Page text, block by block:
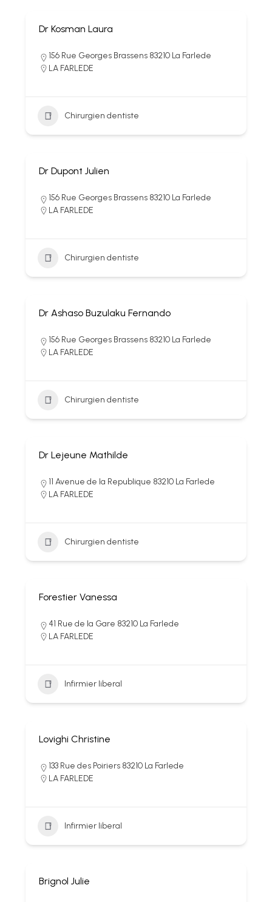
Dr Kosman Laura
156 Rue Georges Brassens 83210 La Farlede
LA FARLEDE
Chirurgien dentiste
Dr Dupont Julien
156 Rue Georges Brassens 83210 La Farlede
LA FARLEDE
Chirurgien dentiste
Dr Ashaso Buzulaku Fernando
156 Rue Georges Brassens 83210 La Farlede
LA FARLEDE
Chirurgien dentiste
Dr Lejeune Mathilde
11 Avenue de la Republique 83210 La Farlede
LA FARLEDE
Chirurgien dentiste
Forestier Vanessa
41 Rue de la Gare 83210 La Farlede
LA FARLEDE
Infirmier liberal
Lovighi Christine
133 Rue des Poiriers 83210 La Farlede
LA FARLEDE
Infirmier liberal
Brignol Julie